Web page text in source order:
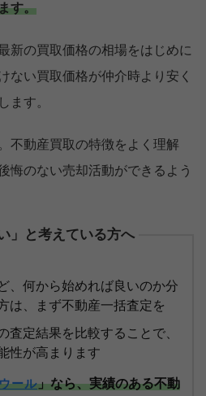
す。
新の買取価格の相場をはじめに
ない買取価格が仲介時より安く
ます。
不動産買取の特徴をよく理解
悔のない売却活動ができるよう
」と考えている方へ
、何から始めれば良いのか分
は、まず不動産一括査定を
査定結果を比較することで、
性が高まります
ール」なら、実績のある不動